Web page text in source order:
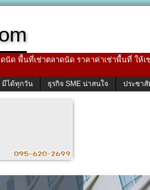
ด พื้นที่เช่าตลาดนัด ราคาค่าเช่าพื้นที่ ให้
มีได้ทุกวัน ธุรกิจ SME น่าสนใจ ประชา